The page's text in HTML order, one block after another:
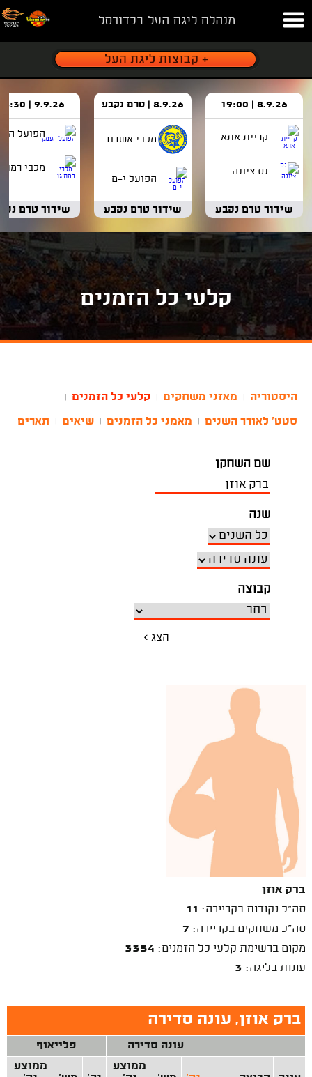
מנהלת ליגת העל בכדורסל
8.9.26 | 19:00
קריית אתא
נס ציונה
שידור טרם נקבע
8.9.26 | טרם נקבע
מכבי אשדוד
הפועל י-ם
שידור טרם נקבע
9.9.26 | 18:30
הפועל
מכבי רמת
שידור טרם
קלעי כל הזמנים
היסטוריה מאזני משחקים קלעי כל הזמנים
סטט' לאורך השנים מאמני כל הזמנים שיאים תארים
שם השחקן
שנה
קבוצה
הצג >
ברק אוזן
סה"כ נקודות בקריירה: 11
סה"כ משחקים בקריירה: 7
מקום ברשימת קלעי כל הזמנים: 3354
עונות בליגה: 3
ברק אוזן, עונה סדירה
עונה סדירה פלייאוף
ממוצע
ממוצע